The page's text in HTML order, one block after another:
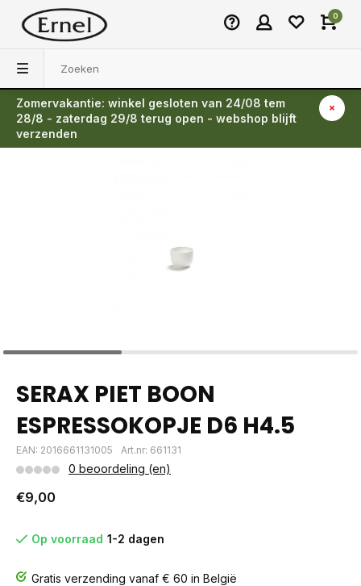
0
Zomervakantie: winkel gesloten van 24/08 tem
28/8 - zaterdag 29/8 terug open - webshop blijft
verzenden
Terug
SERAX PIET BOON
ESPRESSOKOPJE D6 H4.5
EAN: 2016661131005 Art.nr: 661131
0 beoordeling (en)
€9,00
Op voorraad 1-2 dagen
Gratis verzending vanaf € 60 in België